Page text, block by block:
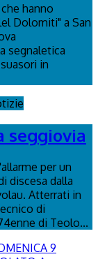
hanno
Dolomiti" a San
segnaletica
in
seggiovia
per un
discesa dalla
Atterrati in
di
di Teolo...